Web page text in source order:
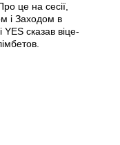
це на сесії,
і Заходом в
YES сказав віце-